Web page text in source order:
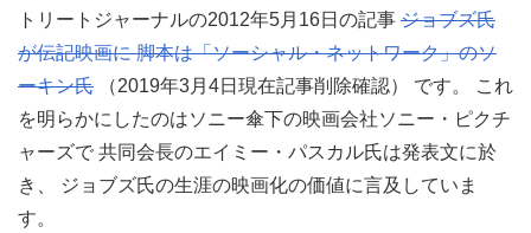
トリートジャーナルの2012年5月16日の記事 ジョブズ氏
が伝記映画に 脚本は「ソーシャル・ネットワーク」のソ
ーキン氏 （2019年3月4日現在記事削除確認） です。 これ
を明らかにしたのはソニー傘下の映画会社ソニー・ピクチ
ャーズで 共同会長のエイミー・パスカル氏は発表文に於
き、 ジョブズ氏の生涯の映画化の価値に言及していま
す。